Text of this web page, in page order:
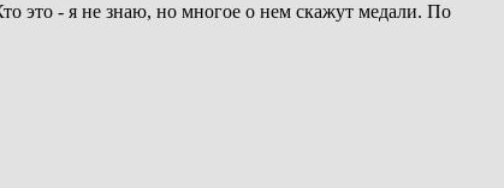
это - я не знаю, но многое о нем скажут медали. По